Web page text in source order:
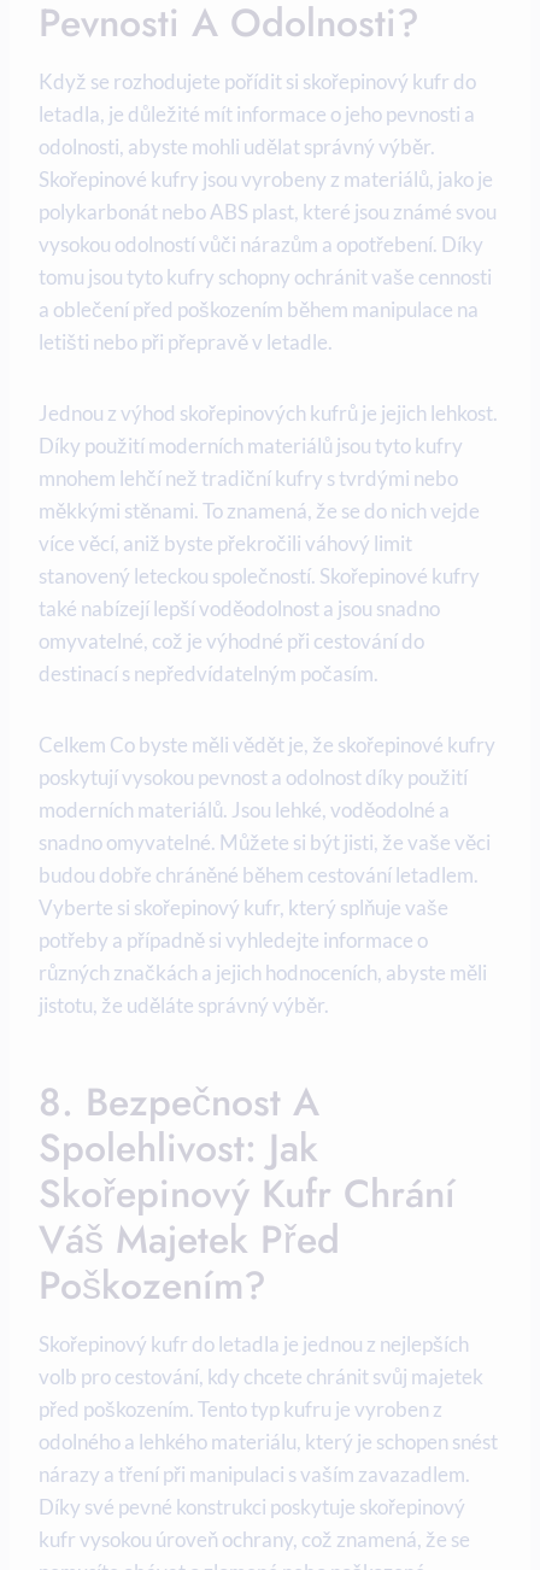
Pevnosti A Odolnosti?
Když se rozhodujete pořídit si skořepinový kufr do
letadla, je důležité mít informace o jeho pevnosti a
odolnosti, abyste mohli udělat správný výběr.
Skořepinové kufry jsou vyrobeny z materiálů, jako je
polykarbonát nebo ABS plast, které jsou známé svou
vysokou odolností vůči nárazům a opotřebení. Díky
tomu jsou tyto kufry schopny ochránit vaše cennosti
a oblečení před poškozením během manipulace na
letišti nebo při přepravě v letadle.
Jednou z výhod skořepinových kufrů je jejich lehkost.
Díky použití moderních materiálů jsou tyto kufry
mnohem lehčí než tradiční kufry s tvrdými nebo
měkkými stěnami. To znamená, že se do nich vejde
více věcí, aniž byste překročili váhový limit
stanovený leteckou společností. Skořepinové kufry
také nabízejí lepší voděodolnost a jsou snadno
omyvatelné, což je výhodné při cestování do
destinací s nepředvídatelným počasím.
Celkem Co byste měli vědět je, že skořepinové kufry
poskytují vysokou pevnost a odolnost díky použití
moderních materiálů. Jsou lehké, voděodolné a
snadno omyvatelné. Můžete si být jisti, že vaše věci
budou dobře chráněné během cestování letadlem.
Vyberte si skořepinový kufr, který splňuje vaše
potřeby a případně si vyhledejte informace o
různých značkách a jejich hodnoceních, abyste měli
jistotu, že uděláte správný výběr.
8. Bezpečnost A
Spolehlivost: Jak
Skořepinový Kufr Chrání
Váš Majetek Před
Poškozením?
Skořepinový kufr do letadla je jednou z nejlepších
volb pro cestování, kdy chcete chránit svůj majetek
před poškozením. Tento typ kufru je vyroben z
odolného a lehkého materiálu, který je schopen snést
nárazy a tření při manipulaci s vaším zavazadlem.
Díky své pevné konstrukci poskytuje skořepinový
kufr vysokou úroveň ochrany, což znamená, že se